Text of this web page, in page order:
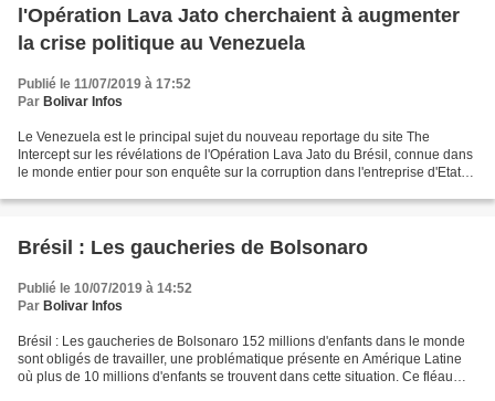
l'Opération Lava Jato cherchaient à augmenter
la crise politique au Venezuela
Publié le 11/07/2019 à 17:52
Par Bolivar Infos
Le Venezuela est le principal sujet du nouveau reportage du site The
Intercept sur les révélations de l'Opération Lava Jato du Brésil, connue dans
le monde entier pour son enquête sur la corruption dans l'entreprise d'Etat
Brésil : Les gaucheries de Bolsonaro
Publié le 10/07/2019 à 14:52
Par Bolivar Infos
Brésil : Les gaucheries de Bolsonaro 152 millions d'enfants dans le monde
sont obligés de travailler, une problématique présente en Amérique Latine
où plus de 10 millions d'enfants se trouvent dans cette situation. Ce fléau